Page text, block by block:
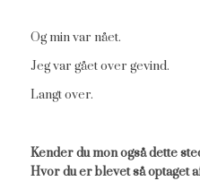
Og min var nået.
Jeg var gået over gevind.
Langt over.
Kender du mon også dette
Hvor du er blevet så optaget